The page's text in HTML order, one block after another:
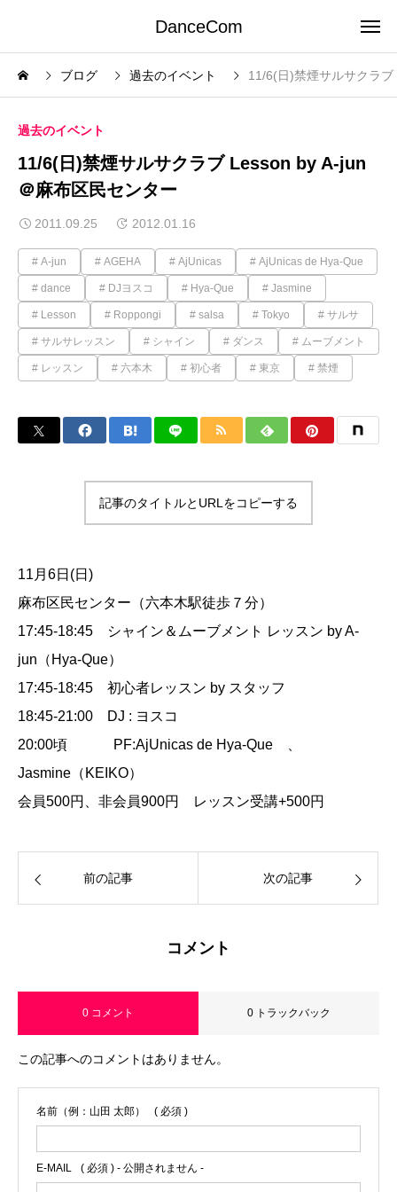
DanceCom
ブログ 過去のイベント 11/6(日)禁煙サルサクラ
過去のイベント
11/6(日)禁煙サルサクラブ Lesson by A-jun
＠麻布区民センター
2011.09.25 2012.01.16
A-jun AGEHA AjUnicas AjUnicas de Hya-Que
dance DJヨスコ Hya-Que Jasmine
Lesson Roppongi salsa Tokyo サルサ
サルサレッスン シャイン ダンス ムーブメント
レッスン 六本木 初心者 東京 禁煙
記事のタイトルとURLをコピーする
11月6日(日)
麻布区民センター（六本木駅徒歩７分）
17:45-18:45 シャイン＆ムーブメント レッスン by A-
jun（Hya-Que）
17:45-18:45 初心者レッスン by スタッフ
18:45-21:00 DJ : ヨスコ
20:00頃 PF:AjUnicas de Hya-Que 、
Jasmine（KEIKO）
会員500円、非会員900円 レッスン受講+500円
前の記事 次の記事
コメント
0 コメント 0 トラックバック
この記事へのコメントはありません。
名前（例：山田 太郎） ( 必須 )
E-MAIL ( 必須 ) - 公開されません -